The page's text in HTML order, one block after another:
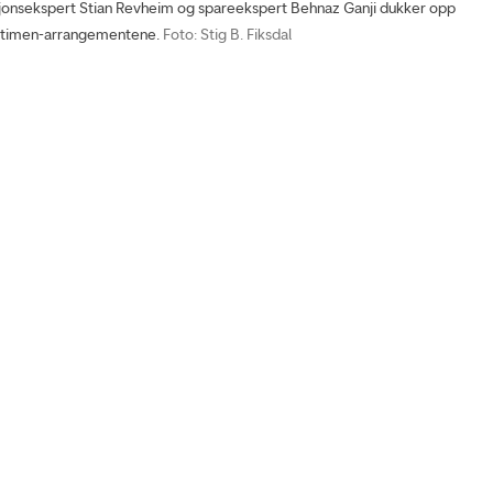
Stian Revheim og spareekspert Behnaz Ganji dukker opp
arrangementene. Foto: Stig B. Fiksdal